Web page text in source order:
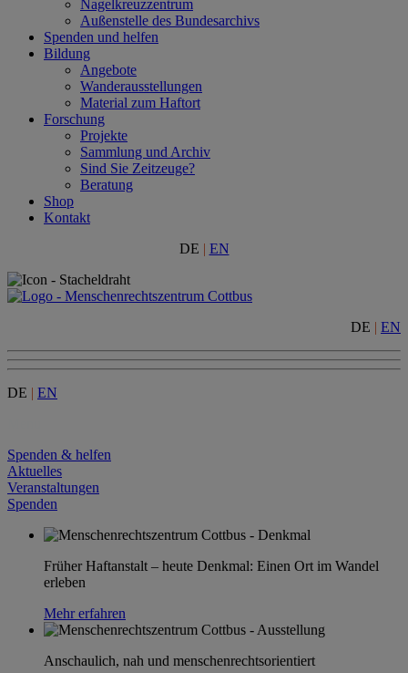
Nagelkreuzzentrum
Außenstelle des Bundesarchivs
Spenden und helfen
Bildung
Angebote
Wanderausstellungen
Material zum Haftort
Forschung
Projekte
Sammlung und Archiv
Sind Sie Zeitzeuge?
Beratung
Shop
Kontakt
DE | EN
DE | EN
DE | EN
Spenden & helfen
Aktuelles
Veranstaltungen
Spenden
Früher Haftanstalt – heute Denkmal: Einen Ort im Wandel
erleben
Mehr erfahren
Anschaulich, nah und menschenrechtsorientiert